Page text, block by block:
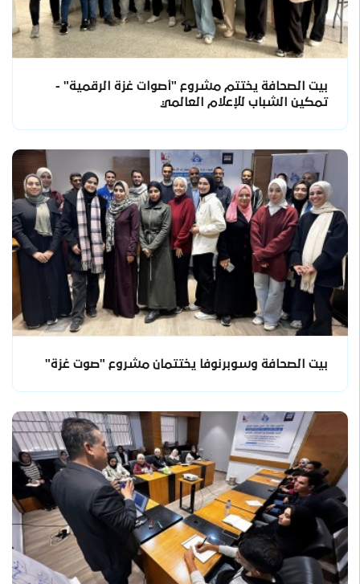
بيت الصحافة يختتم مشروع "أصوات غزة الرقمية" -
تمكين الشباب للإعلام العالمي
بيت الصحافة وسوبرنوفا يختتمان مشروع "صوت غزة"